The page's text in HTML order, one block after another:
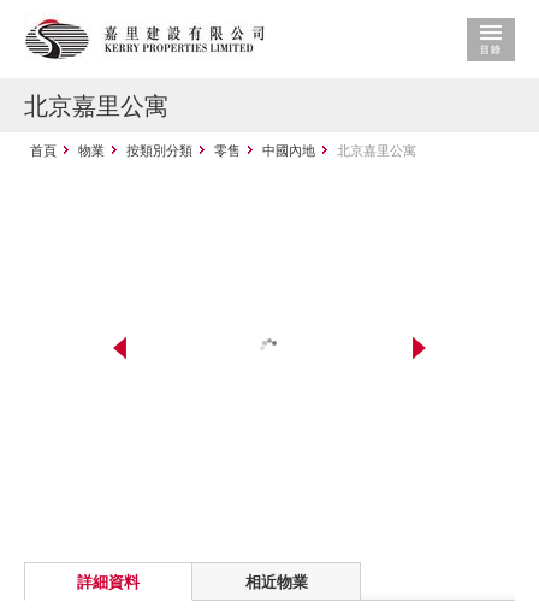
北京嘉里公寓
首頁 物業 按類別分類 零售 中國內地 北京嘉里公寓
詳細資料 相近物業